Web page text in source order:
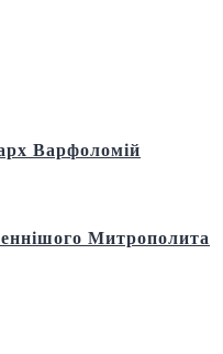
Варфоломій
Митрополита